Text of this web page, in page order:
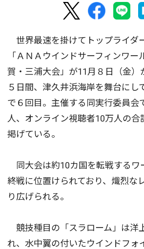
世界最速を掛けてトップライダ
「ＡＮＡウインドサーフィンワー
賀・三浦大会」が11月８日（金）
５日間、津久井浜海岸を舞台にし
で６回目。主催する同実行委員会
人、オンライン視聴者10万人の合
掲げている。
同大会は約10カ国を転戦するワ
終戦に位置けられており、熾烈な
り広げられる。
競技種目の「スラローム」は洋
れ、水中翼の付いたウインドフォ